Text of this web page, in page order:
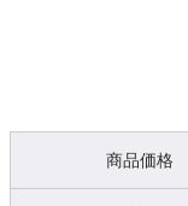
商品価格